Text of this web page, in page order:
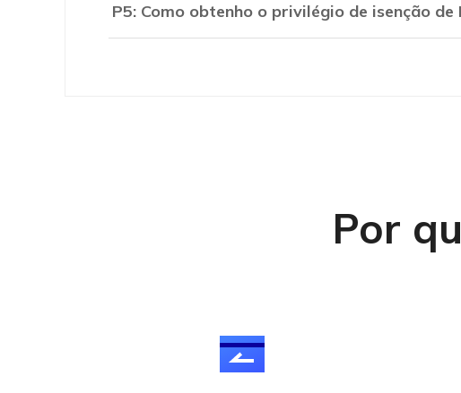
P5: Como obtenho o privilégio de isenção de
Por